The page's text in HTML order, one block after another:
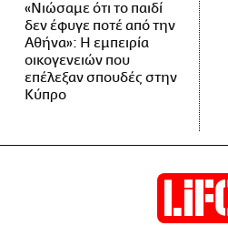
«Νιώσαμε ότι το παιδί
δεν έφυγε ποτέ από την
Αθήνα»: Η εμπειρία
οικογενειών που
επέλεξαν σπουδές στην
Κύπρο